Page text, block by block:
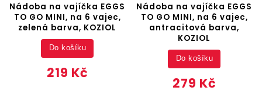
Nádoba na vajíčka EGGS
TO GO MINI, na 6 vajec,
zelená barva, KOZIOL
219 Kč
Do košíku
Nádoba na vajíčka EGGS
TO GO MINI, na 6 vajec,
antracitová barva,
KOZIOL
279 Kč
Do košíku